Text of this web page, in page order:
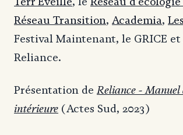
Réseau Transition, Academia,
Festival Maintenant, le GRICE
Reliance.
Présentation de Reliance -
intérieure (Actes Sud, 2023)